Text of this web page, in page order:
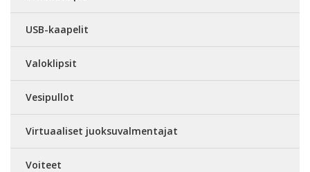
USB-kaapelit
Valoklipsit
Vesipullot
Virtuaaliset juoksuvalmentajat
Voiteet